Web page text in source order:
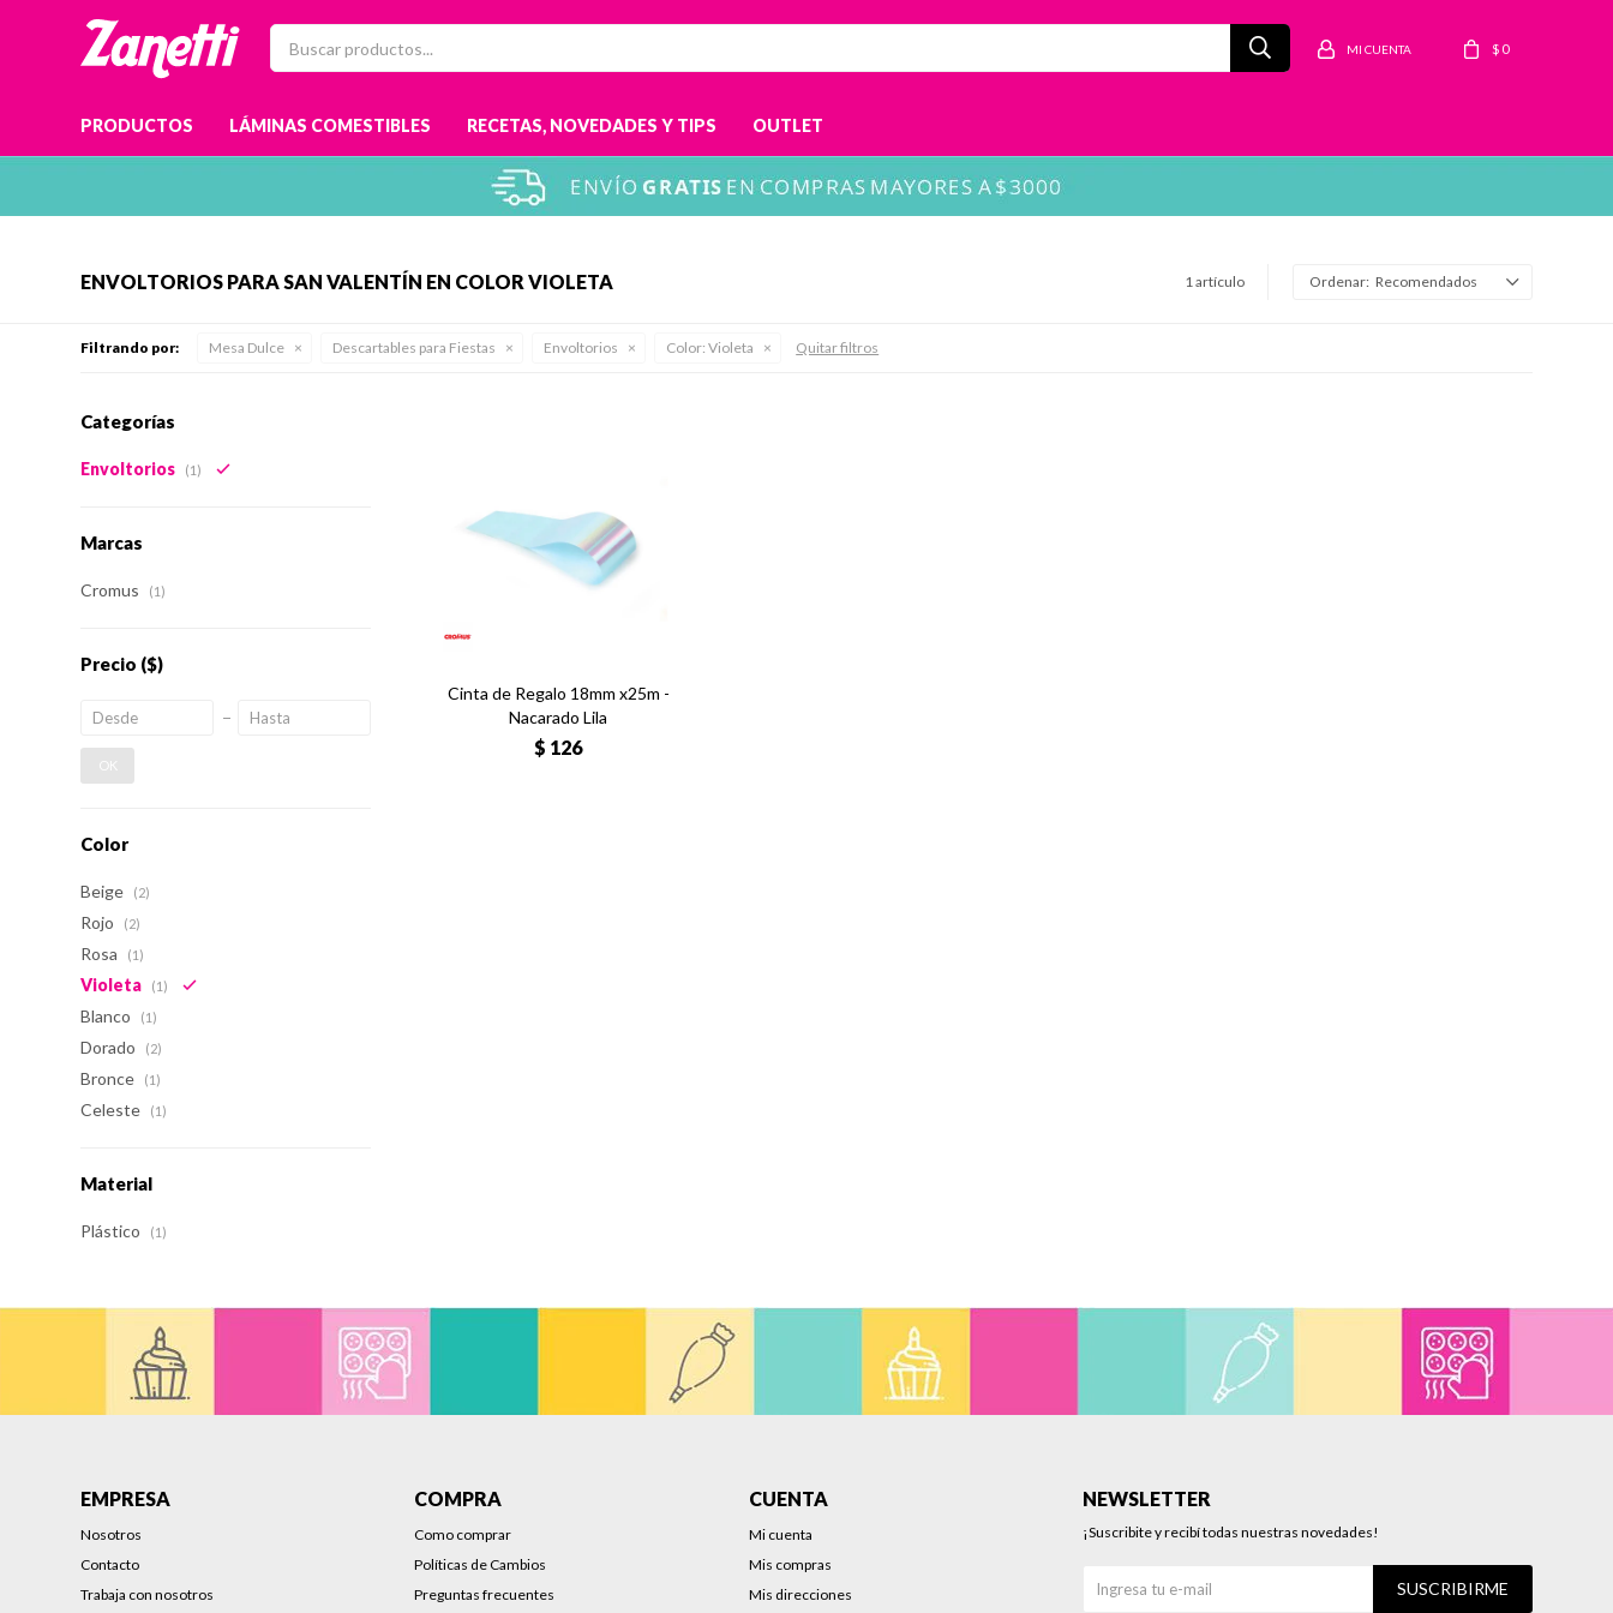
PRODUCTOS LÁMINAS COMESTIBLES RECETAS, NOVEDADES Y TIPS OUTLET
$ 0
ENVOLTORIOS PARA SAN VALENTÍN EN COLOR VIOLETA 1 artículo Recomendados
Filtrando por: Mesa Dulce Descartables para Fiestas Envoltorios Color: Violeta Quitar filtros
Cinta de Regalo 18mm x25m -
Nacarado Lila
$ 126
Categorías
Envoltorios (1)
Marcas
Cromus (1)
Precio ($)
OK
Color
Beige (2)
Rojo (2)
Rosa (1)
Violeta (1)
Blanco (1)
Dorado (2)
Bronce (1)
Celeste (1)
Material
Plástico (1)
EMPRESA
Nosotros
Contacto
Trabaja con nosotros
COMPRA
Como comprar
Políticas de Cambios
Preguntas frecuentes
CUENTA
Mi cuenta
Mis compras
Mis direcciones
NEWSLETTER
¡Suscribite y recibí todas nuestras novedades!
SUSCRIBIRME